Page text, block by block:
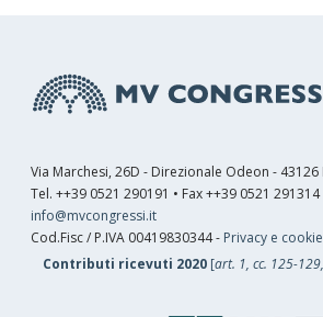
Via Marchesi, 26D - Direzionale Odeon - 43126
Tel. ++39 0521 290191 • Fax ++39 0521 291314
info@mvcongressi.it
Cod.Fisc / P.IVA 00419830344 - Privacy e
Contributi ricevuti 2020[art. 1, cc. 125-